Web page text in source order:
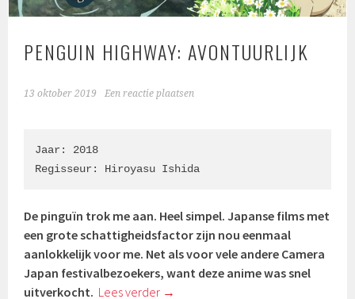
PENGUIN HIGHWAY: AVONTUURLIJK
13 oktober 2019 Een reactie plaatsen
Jaar: 2018
Regisseur: Hiroyasu Ishida
De pinguïn trok me aan. Heel simpel. Japanse films met
een grote schattigheidsfactor zijn nou eenmaal
aanlokkelijk voor me. Net als voor vele andere Camera
Japan festivalbezoekers, want deze anime was snel
uitverkocht. Lees verder →